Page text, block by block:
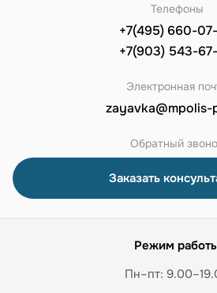
Телефоны
+7(495) 660-
+7(903) 543-
Электронная
zayavka@mpolis-
Обратный
Заказать
Режим
Пн–пт: